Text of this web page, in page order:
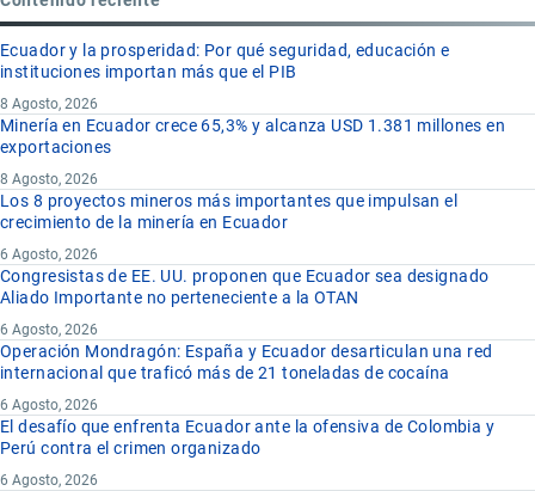
Ecuador y la prosperidad: Por qué seguridad, educación e
instituciones importan más que el PIB
8 Agosto, 2026
Minería en Ecuador crece 65,3% y alcanza USD 1.381 millones en
exportaciones
8 Agosto, 2026
Los 8 proyectos mineros más importantes que impulsan el
crecimiento de la minería en Ecuador
6 Agosto, 2026
Congresistas de EE. UU. proponen que Ecuador sea designado
Aliado Importante no perteneciente a la OTAN
6 Agosto, 2026
Operación Mondragón: España y Ecuador desarticulan una red
internacional que traficó más de 21 toneladas de cocaína
6 Agosto, 2026
El desafío que enfrenta Ecuador ante la ofensiva de Colombia y
Perú contra el crimen organizado
6 Agosto, 2026